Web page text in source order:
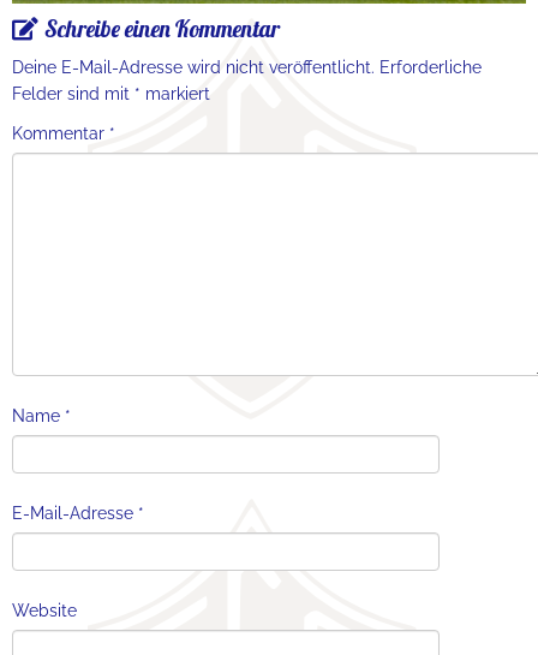
Schreibe einen Kommentar
Deine E-Mail-Adresse wird nicht veröffentlicht. Erforderliche
Felder sind mit * markiert
Kommentar *
Name *
E-Mail-Adresse *
Website